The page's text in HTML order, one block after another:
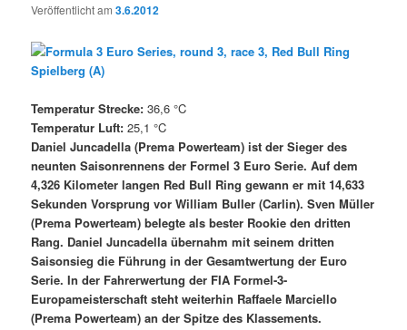
Veröffentlicht am3.6.2012
Temperatur Strecke: 36,6 °C
Temperatur Luft: 25,1 °C
Daniel Juncadella (Prema Powerteam) ist der Sieger des
neunten Saisonrennens der Formel 3 Euro Serie. Auf dem
4,326 Kilometer langen Red Bull Ring gewann er mit 14,633
Sekunden Vorsprung vor William Buller (Carlin). Sven Müller
(Prema Powerteam) belegte als bester Rookie den dritten
Rang. Daniel Juncadella übernahm mit seinem dritten
Saisonsieg die Führung in der Gesamtwertung der Euro
Serie. In der Fahrerwertung der FIA Formel-3-
Europameisterschaft steht weiterhin Raffaele Marciello
(Prema Powerteam) an der Spitze des Klassements.